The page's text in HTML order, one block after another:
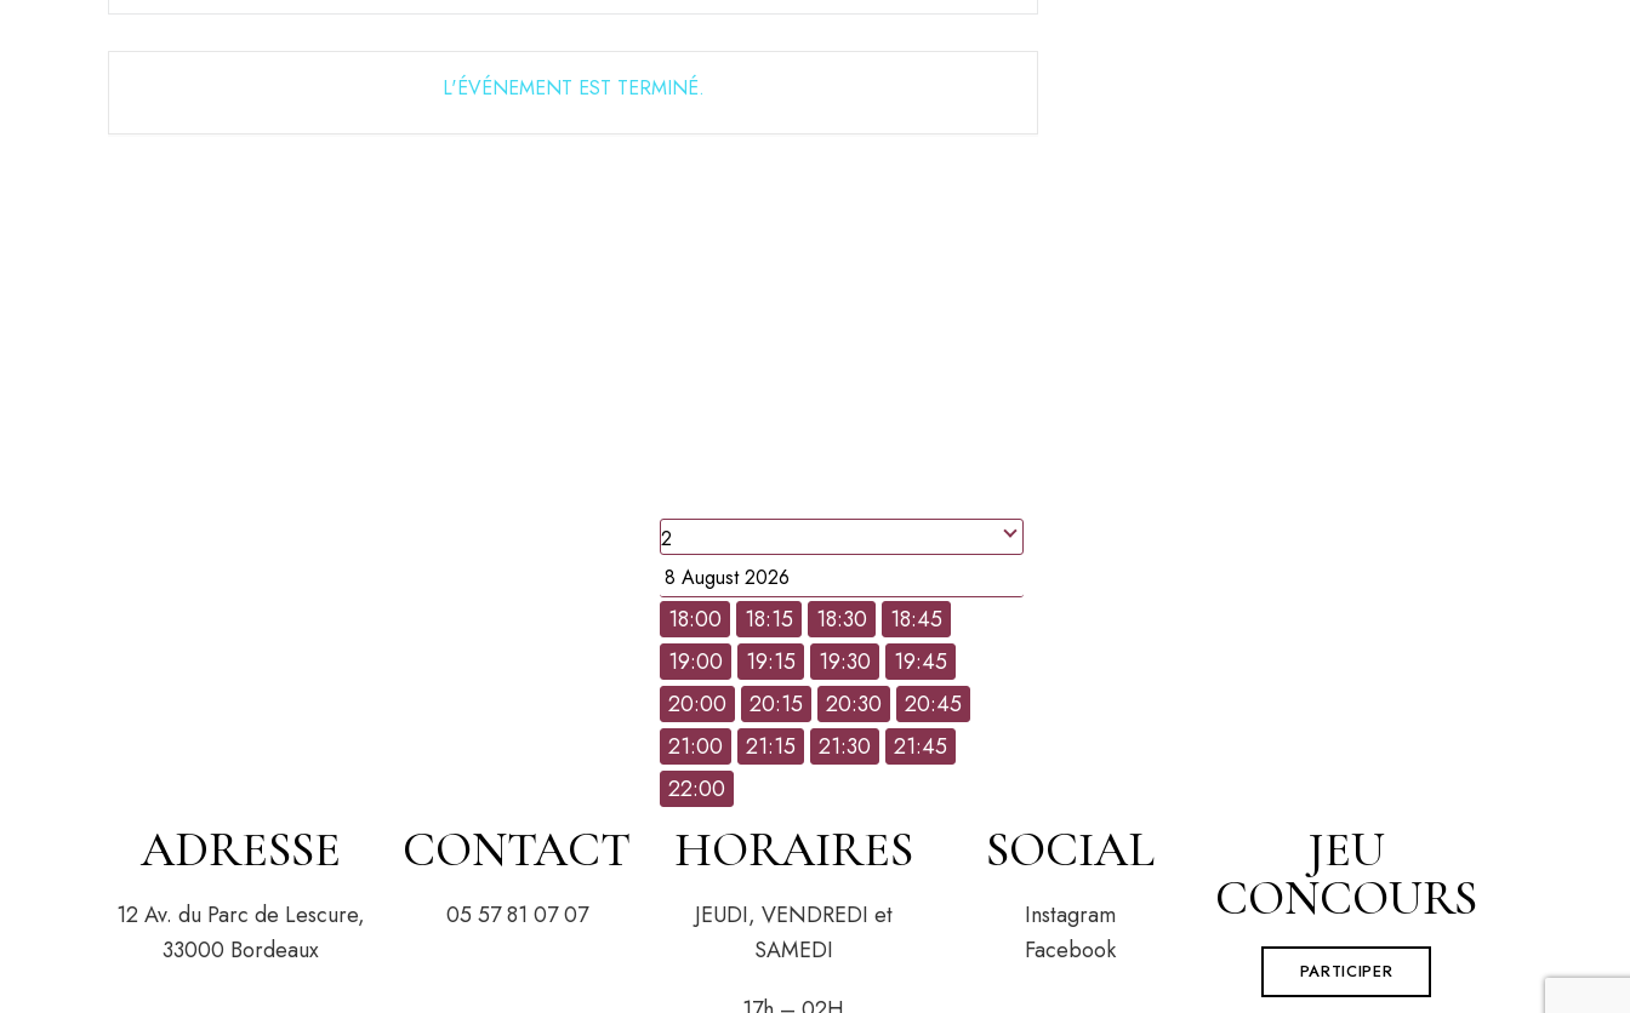
L'ÉVÉNEMENT EST TERMINÉ.
18:00 18:15 18:30
18:45
19:00
19:15 19:30
19:45
20:00
20:15 20:30
20:45
21:00
21:15 21:30
21:45
22:00
ADRESSE
12 Av. du Parc de Lescure,
33000 Bordeaux
CONTACT
05 57 81 07 07
HORAIRES
JEUDI, VENDREDI et
SAMEDI
SOCIAL
Instagram
Facebook
JEU
CONCOURS
PARTICIPER